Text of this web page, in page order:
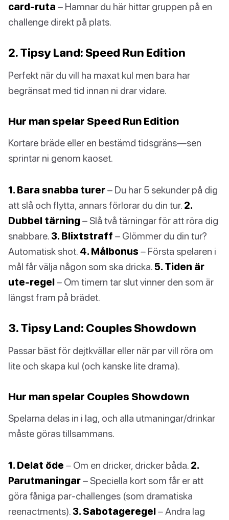
card-ruta – Hamnar du här hittar gruppen på en
challenge direkt på plats.
2. Tipsy Land: Speed Run Edition
Perfekt när du vill ha maxat kul men bara har
begränsat med tid innan ni drar vidare.
Hur man spelar Speed Run Edition
Kortare bräde eller en bestämd tidsgräns—sen
sprintar ni genom kaoset.
1. Bara snabba turer– Du har 5 sekunder på dig
att slå och flytta, annars förlorar du din tur. 2.
Dubbel tärning– Slå två tärningar för att röra dig
snabbare. 3. Blixtstraff – Glömmer du din tur?
Automatisk shot. 4. Målbonus– Första spelaren i
mål får välja någon som ska dricka. 5. Tiden är
ute-regel– Om timern tar slut vinner den som är
längst fram på brädet.
3. Tipsy Land: Couples Showdown
Passar bäst för dejtkvällar eller när par vill röra om
lite och skapa kul (och kanske lite drama).
Hur man spelar Couples Showdown
Spelarna delas in i lag, och alla utmaningar/drinkar
måste göras tillsammans.
1. Delat öde – Om en dricker, dricker båda. 2.
Parutmaningar– Speciella kort som får er att
göra fåniga par-challenges (som dramatiska
reenactments). 3. Sabotageregel– Andra lag